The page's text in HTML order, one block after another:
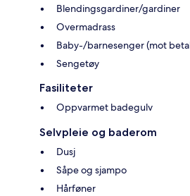
Blendingsgardiner/gardiner
Overmadrass
Baby-/barnesenger (mot
Sengetøy
Fasiliteter
Oppvarmet badegulv
Selvpleie og baderom
Dusj
Såpe og sjampo
Hårføner